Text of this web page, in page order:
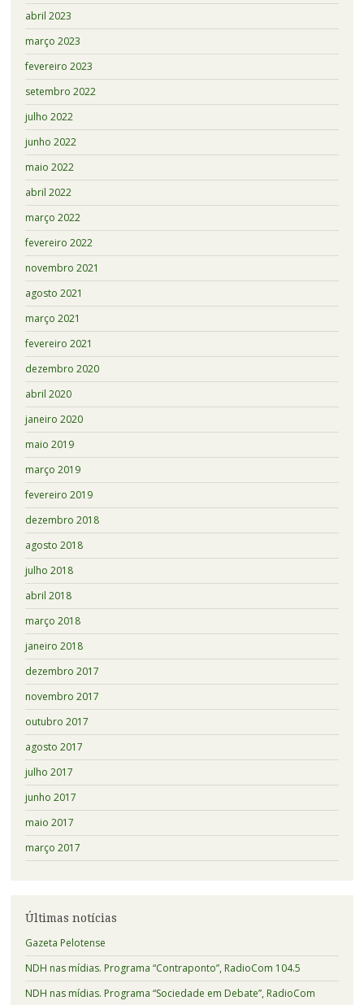
abril 2023
março 2023
fevereiro 2023
setembro 2022
julho 2022
junho 2022
maio 2022
abril 2022
março 2022
fevereiro 2022
novembro 2021
agosto 2021
março 2021
fevereiro 2021
dezembro 2020
abril 2020
janeiro 2020
maio 2019
março 2019
fevereiro 2019
dezembro 2018
agosto 2018
julho 2018
abril 2018
março 2018
janeiro 2018
dezembro 2017
novembro 2017
outubro 2017
agosto 2017
julho 2017
junho 2017
maio 2017
março 2017
Últimas notícias
Gazeta Pelotense
NDH nas mídias. Programa “Contraponto”, RadioCom 104.5
NDH nas mídias. Programa “Sociedade em Debate”, RadioCom